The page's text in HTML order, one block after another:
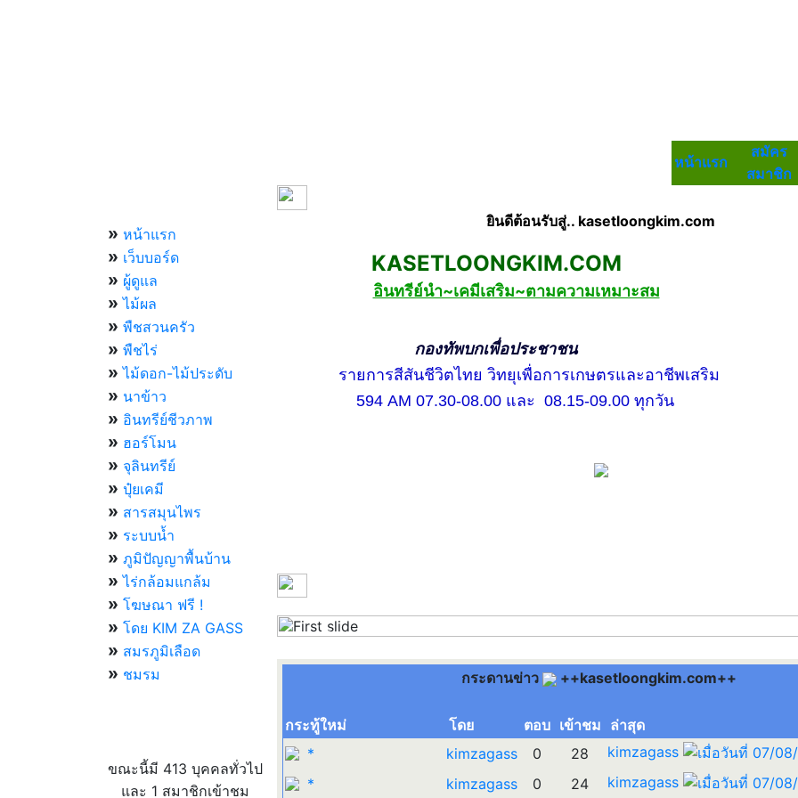
หน้าแรก
สมัคร
สมาชิก
» หน้าแรก
» เว็บบอร์ด
» ผู้ดูแล
» ไม้ผล
» พืชสวนครัว
» พืชไร่
» ไม้ดอก-ไม้ประดับ
» นาข้าว
» อินทรีย์ชีวภาพ
» ฮอร์โมน
» จุลินทรีย์
» ปุ๋ยเคมี
» สารสมุนไพร
» ระบบน้ำ
» ภูมิปัญญาพื้นบ้าน
» ไร่กล้อมแกล้ม
» โฆษณา ฟรี !
» โดย KIM ZA GASS
» สมรภูมิเลือด
» ชมรม
ขณะนี้มี 413 บุคคลทั่วไป
และ 1 สมาชิกเข้าชม
ยินดีต้อนรับสู่.. kasetloongkim.com
KASETLOONGKIM.COM
อินทรีย์นำ~เคมีเสริม~ตามความเหมาะสม
กองทัพบกเพื่อประชาชน
รายการสีสันชีวิตไทย วิทยุเพื่อการเกษตรและอาชีพเสริม
594 AM 07.30-08.00 และ 08.15-09.00 ทุกวัน
Previous
กระดานข่าว ++kasetloongkim.com++
กระทู้ใหม่ โดย ตอบ เข้าชม ล่าสุด
*
kimzagass 0 28
kimzagass
*
kimzagass 0 24 kimzagass